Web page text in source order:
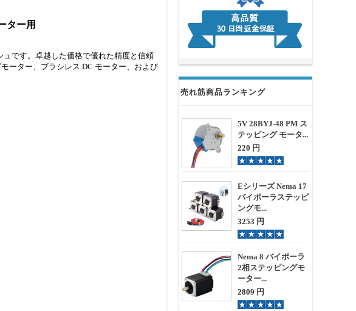
売れ筋商品ランキング
5V 28BYJ-48 PM ス
テッピング モータ...
220 円
Eシリーズ Nema 17
バイポーラステッピ
ングモ...
3253 円
Nema 8 バイポーラ
2相ステッピングモ
ーター...
2809 円
ター用
ュです。卓越した価格で優れた精度と信頼
ーター、ブラシレス DC モーター、および